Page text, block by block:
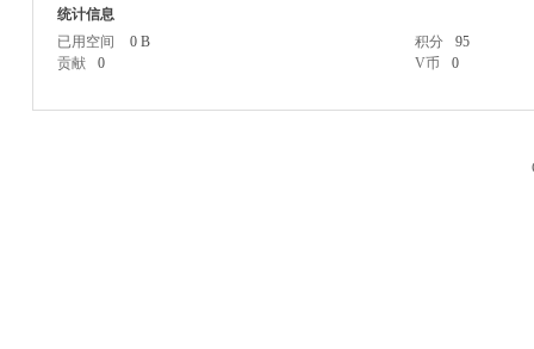
统计信息
已用空间
0 B 积分
95
贡献
0 V币 0